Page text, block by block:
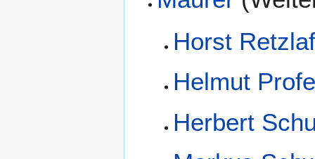
Horst
Helmut
Herbert